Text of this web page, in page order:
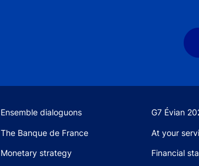
Site navigation
Ensemble dialoguons G7 Évian
The Banque de France At your
Monetary strategy Financial